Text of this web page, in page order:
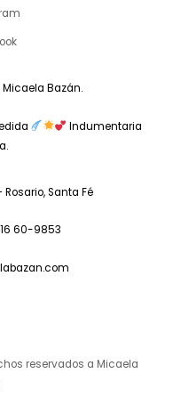
Bazán.
Indumentaria
Santa Fé
60-9853
reservados a Micaela